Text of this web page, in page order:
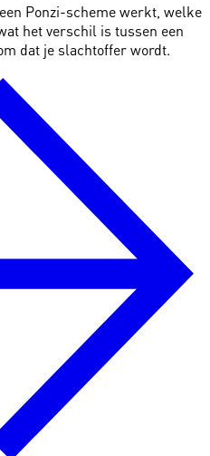
Ponzi-scheme werkt, welke
het verschil is tussen een
dat je slachtoffer wordt.